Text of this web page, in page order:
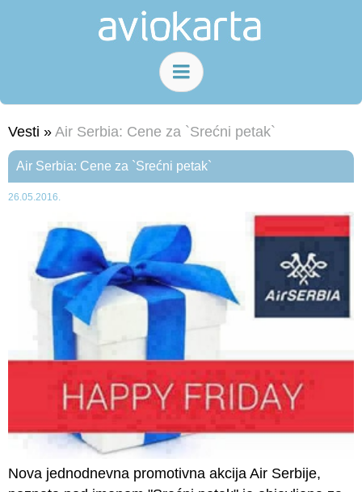
Vesti » Air Serbia: Cene za `Srećni petak`
Air Serbia: Cene za `Srećni petak`
26.05.2016.
Nova jednodnevna promotivna akcija Air Serbije,